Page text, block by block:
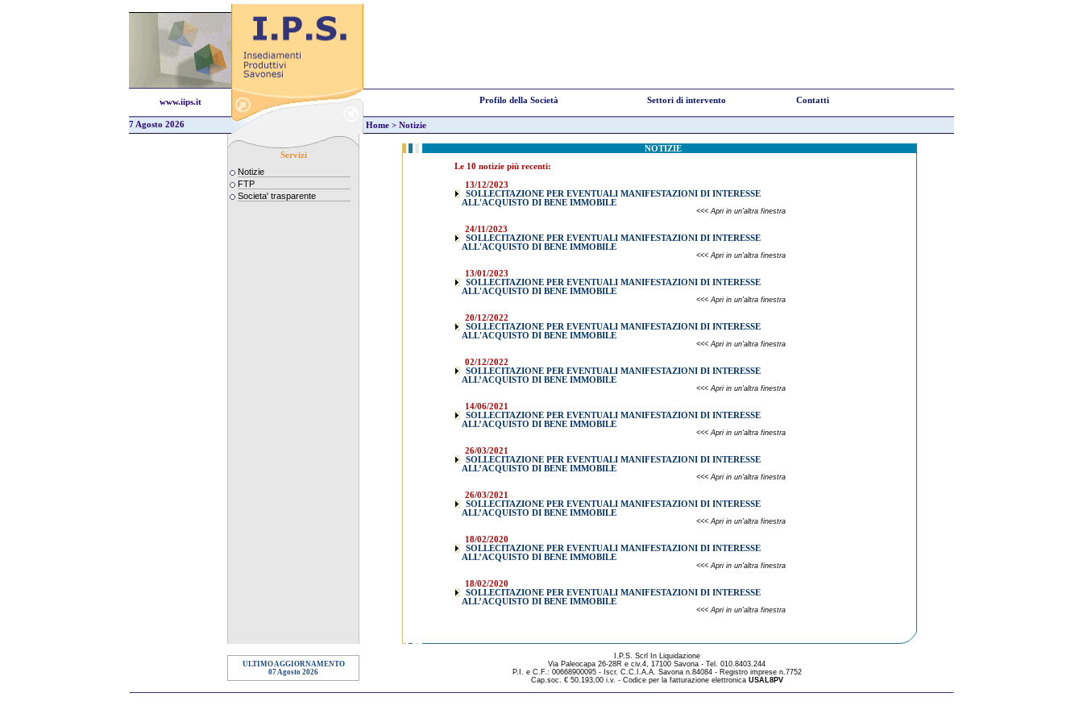
www.iips.it Profilo della Società Settori di intervento Contatti
7 Agosto 2026 Home > Notizie
Servizi
Notizie
FTP
Societa' trasparente
NOTIZIE
Le 10 notizie più recenti:
13/12/2023
SOLLECITAZIONE PER EVENTUALI MANIFESTAZIONI DI INTERESSE
ALL'ACQUISTO DI BENE IMMOBILE
<<< Apri in un'altra finestra
24/11/2023
SOLLECITAZIONE PER EVENTUALI MANIFESTAZIONI DI INTERESSE
ALL'ACQUISTO DI BENE IMMOBILE
<<< Apri in un'altra finestra
13/01/2023
SOLLECITAZIONE PER EVENTUALI MANIFESTAZIONI DI INTERESSE
ALL'ACQUISTO DI BENE IMMOBILE
<<< Apri in un'altra finestra
20/12/2022
SOLLECITAZIONE PER EVENTUALI MANIFESTAZIONI DI INTERESSE
ALL'ACQUISTO DI BENE IMMOBILE
<<< Apri in un'altra finestra
02/12/2022
SOLLECITAZIONE PER EVENTUALI MANIFESTAZIONI DI INTERESSE
ALL’ACQUISTO DI BENE IMMOBILE
<<< Apri in un'altra finestra
14/06/2021
SOLLECITAZIONE PER EVENTUALI MANIFESTAZIONI DI INTERESSE
ALL’ACQUISTO DI BENE IMMOBILE
<<< Apri in un'altra finestra
26/03/2021
SOLLECITAZIONE PER EVENTUALI MANIFESTAZIONI DI INTERESSE
ALL’ACQUISTO DI BENE IMMOBILE
<<< Apri in un'altra finestra
26/03/2021
SOLLECITAZIONE PER EVENTUALI MANIFESTAZIONI DI INTERESSE
ALL’ACQUISTO DI BENE IMMOBILE
<<< Apri in un'altra finestra
18/02/2020
SOLLECITAZIONE PER EVENTUALI MANIFESTAZIONI DI INTERESSE
ALL’ACQUISTO DI BENE IMMOBILE
<<< Apri in un'altra finestra
18/02/2020
SOLLECITAZIONE PER EVENTUALI MANIFESTAZIONI DI INTERESSE
ALL’ACQUISTO DI BENE IMMOBILE
<<< Apri in un'altra finestra
ULTIMO AGGIORNAMENTO
07 Agosto 2026
I.P.S. Scrl In Liquidazione
Via Paleocapa 26-28R e civ.4, 17100 Savona - Tel. 010.8403.244
P.I. e C.F.: 00668900095 - Iscr. C.C.I.A.A. Savona n.84084 - Registro imprese n.7752
Cap.soc. € 50.193,00 i.v. - Codice per la fatturazione elettronica USAL8PV